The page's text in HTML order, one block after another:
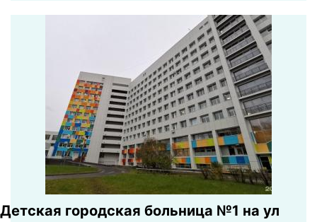
Детская городская больница №1 на ул